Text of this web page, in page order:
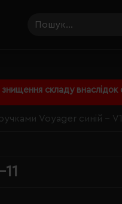
складу внаслідок
Voyager синій -